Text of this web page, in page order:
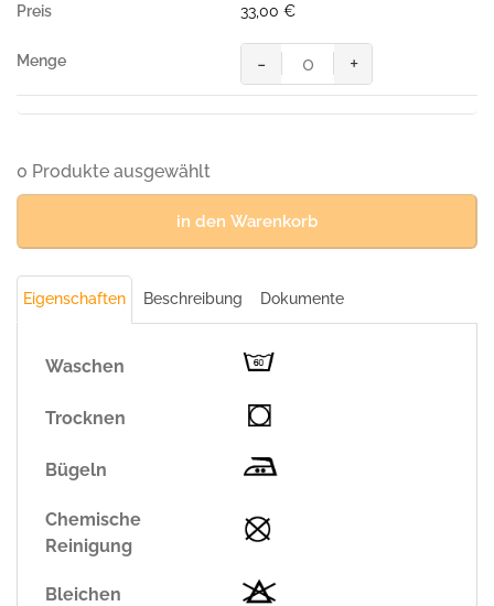
300g/m²
Menge
33,00 €
"Kapuzen-
Sweatshirt
Premium"",
BW/
)"
Menge
- +
0 Produkte ausgewählt
in den Warenkorb
Eigenschaften Beschreibung Dokumente
Waschen
Trocknen
Bügeln
Chemische
Reinigung
Bleichen